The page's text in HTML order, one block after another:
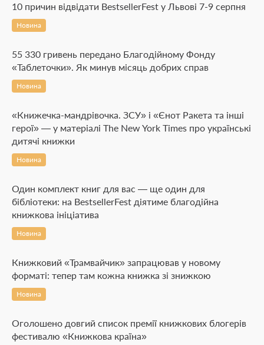
10 причин відвідати BestsellerFest у Львові 7-9 серпня
Новина
55 330 гривень передано Благодійному Фонду
«Таблеточки». Як минув місяць добрих справ
Новина
«Книжечка-мандрівочка. ЗСУ» і «Єнот Ракета та інші
герої» — у матеріалі The New York Times про українські
дитячі книжки
Новина
Один комплект книг для вас — ще один для
бібліотеки: на BestsellerFest діятиме благодійна
книжкова ініціатива
Новина
Книжковий «Трамвайчик» запрацював у новому
форматі: тепер там кожна книжка зі знижкою
Новина
Оголошено довгий список премії книжкових блогерів
фестивалю «Книжкова країна»